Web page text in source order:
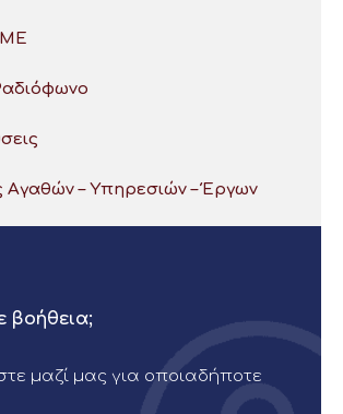
Αγαθών – Υπηρεσιών – Έργων
βοήθεια;
μαζί μας για οποιαδήποτε